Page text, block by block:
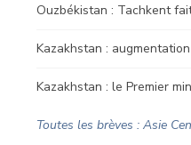
Ouzbékistan : Tachkent
Kazakhstan :
Kazakhstan : le Premier
Toutes les brèves : Asie